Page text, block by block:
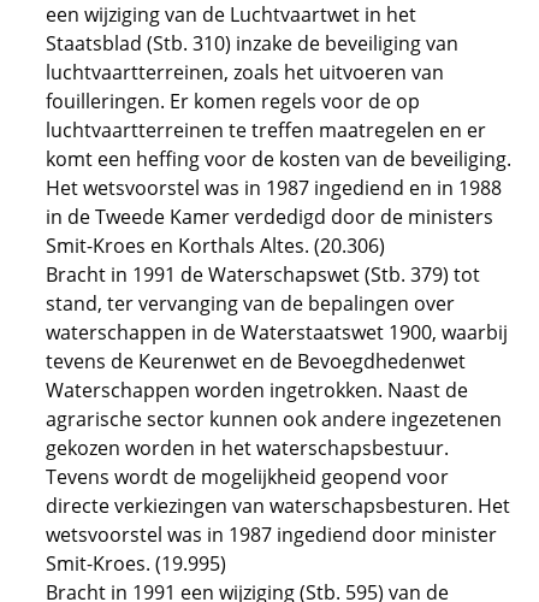
een wijziging van de Luchtvaartwet in het
Staatsblad (Stb. 310) inzake de beveiliging van
luchtvaartterreinen, zoals het uitvoeren van
fouilleringen. Er komen regels voor de op
luchtvaartterreinen te treffen maatregelen en er
komt een heffing voor de kosten van de beveiliging.
Het wetsvoorstel was in 1987 ingediend en in 1988
in de Tweede Kamer verdedigd door de ministers
Smit-Kroes en Korthals Altes. (20.306)
Bracht in 1991 de Waterschapswet (Stb. 379) tot
stand, ter vervanging van de bepalingen over
waterschappen in de Waterstaatswet 1900, waarbij
tevens de Keurenwet en de Bevoegdhedenwet
Waterschappen worden ingetrokken. Naast de
agrarische sector kunnen ook andere ingezetenen
gekozen worden in het waterschapsbestuur.
Tevens wordt de mogelijkheid geopend voor
directe verkiezingen van waterschapsbesturen. Het
wetsvoorstel was in 1987 ingediend door minister
Smit-Kroes. (19.995)
Bracht in 1991 een wijziging (Stb. 595) van de